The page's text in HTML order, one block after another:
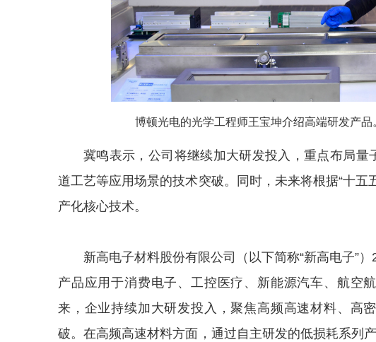
博顿光电的光学工程师王宝坤介绍高端研发产
冀鸣表示，公司将继续加大研发投入，重点布局
道工艺等应用场景的技术突破。同时，未来将根据“十五
产化核心技术。
新高电子材料股份有限公司（以下简称“新高电子”
产品应用于消费电子、工控医疗、新能源汽车、航空
来，企业持续加大研发投入，聚焦高频高速材料、高
破。在高频高速材料方面，通过自主研发的低损耗系列